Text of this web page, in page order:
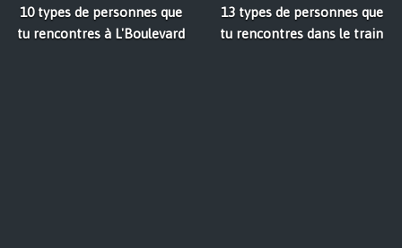
10 types de personnes que
tu rencontres à L'Boulevard
13 types de personnes que
tu rencontres dans le train